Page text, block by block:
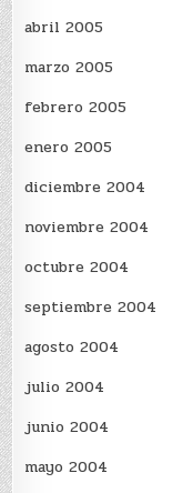
abril 2005
marzo 2005
febrero 2005
enero 2005
diciembre 2004
noviembre 2004
octubre 2004
septiembre 2004
agosto 2004
julio 2004
junio 2004
mayo 2004